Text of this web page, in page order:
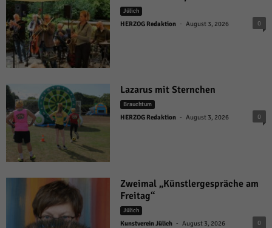
Jülich
HERZOG Redaktion - August 3, 2026 0
Lazarus mit Sternchen
Brauchtum
HERZOG Redaktion - August 3, 2026 0
Zweimal „Künstlergespräche am
Freitag“
Jülich
Kunstverein Jülich - August 3, 2026 0